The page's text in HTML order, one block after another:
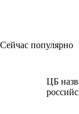
Сейчас популярно
ЦБ